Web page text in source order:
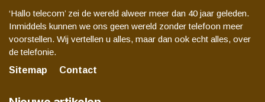
‘Hallo telecom’ zei de wereld alweer meer dan 40 jaar geleden.
Inmiddels kunnen we ons geen wereld zonder telefoon meer
voorstellen. Wij vertellen u alles, maar dan ook echt alles, over
de telefonie.
Sitemap
Contact